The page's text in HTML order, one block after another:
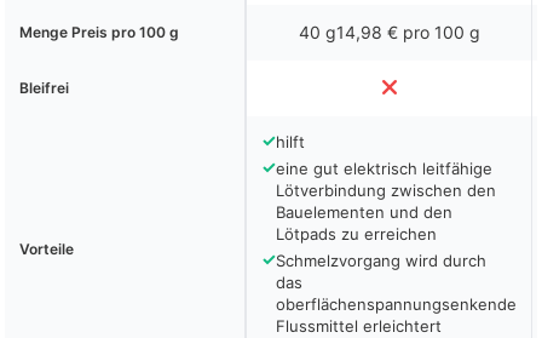
Menge Preis pro 100 g 40 g14,98 € pro 100 g
Bleifrei
Vorteile
✓hilft
✓eine gut elektrisch leitfähige
Lötverbindung zwischen den
Bauelementen und den
Lötpads zu erreichen
✓Schmelzvorgang wird durch
das
oberflächenspannungsenkende
Flussmittel erleichtert